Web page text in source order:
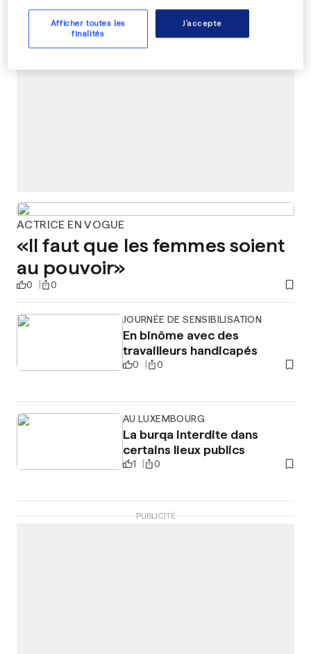
PUBLICITÉ
ACTRICE EN VOGUE
«Il faut que les femmes soient
au pouvoir»
0 0
JOURNÉE DE SENSIBILISATION
En binôme avec des
travailleurs handicapés
0 0
AU LUXEMBOURG
La burqa interdite dans
certains lieux publics
1 0
PUBLICITÉ
Afficher toutes les
finalités
J'accepte